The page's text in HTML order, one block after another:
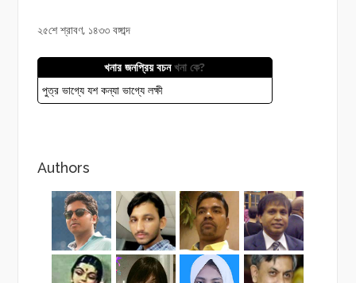
২৫শে শ্রাবণ, ১৪৩৩ বঙ্গাব্দ
খনার জনপ্রিয় বচনখনা কে?
পুত্র ভাগ্যে যশ কন্যা ভাগ্যে লক্ষী
Authors